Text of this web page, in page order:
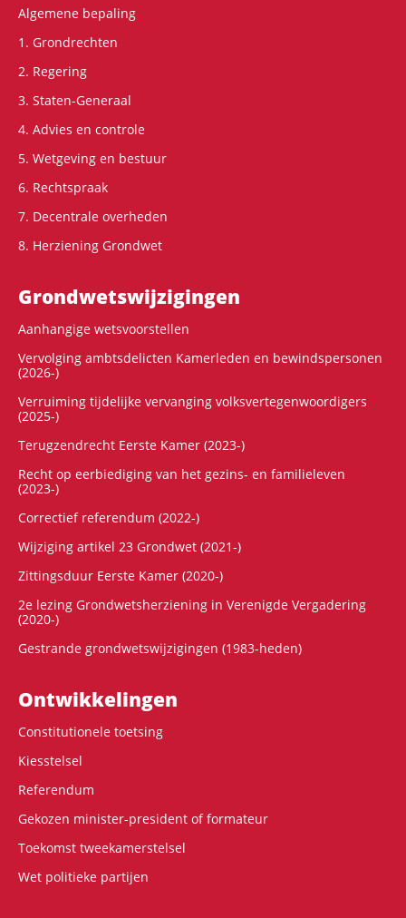
Algemene bepaling
1. Grondrechten
2. Regering
3. Staten-Generaal
4. Advies en controle
5. Wetgeving en bestuur
6. Rechtspraak
7. Decentrale overheden
8. Herziening Grondwet
Grondwets­wijzigingen
Aanhangige wetsvoorstellen
Vervolging ambtsdelicten Kamerleden en bewindspersonen
(2026-)
Verruiming tijdelijke vervanging volksvertegenwoordigers
(2025-)
Terugzendrecht Eerste Kamer (2023-)
Recht op eerbiediging van het gezins- en familieleven
(2023-)
Correctief referendum (2022-)
Wijziging artikel 23 Grondwet (2021-)
Zittingsduur Eerste Kamer (2020-)
2e lezing Grondwetsherziening in Verenigde Vergadering
(2020-)
Gestrande grondwetswijzigingen (1983-heden)
Ontwikke­lingen
Constitutionele toetsing
Kiesstelsel
Referendum
Gekozen minister-president of formateur
Toekomst tweekamerstelsel
Wet politieke partijen